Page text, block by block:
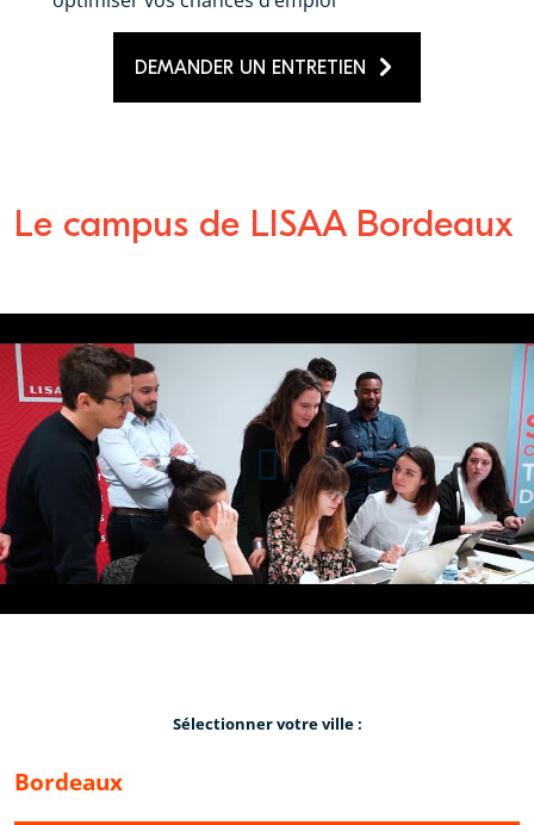
DEMANDER UN ENTRETIEN
Le campus de LISAA Bordeaux
Formation | Présentation de
LISAA Bordeaux
Sélectionner votre ville :
Bordeaux